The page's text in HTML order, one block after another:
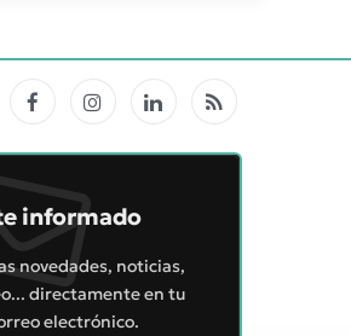
FacebookInstagramLinkedInRSS
informado
novedades, noticias,
directamente en tu
electrónico.